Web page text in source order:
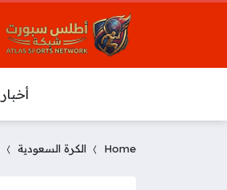
Home الكرة السعودية